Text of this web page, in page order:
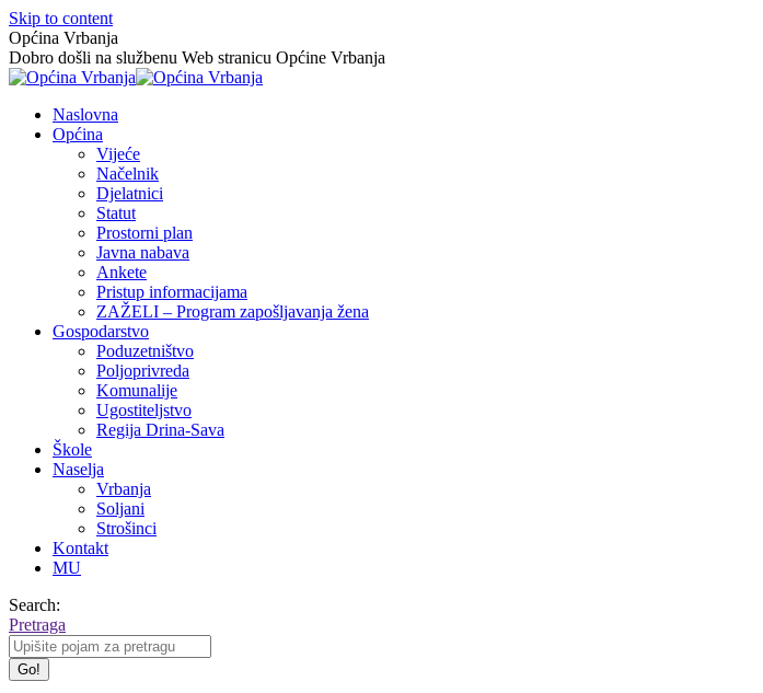
Skip to content
Općina Vrbanja
Dobro došli na službenu Web stranicu Općine Vrbanja
Naslovna
Općina
Vijeće
Načelnik
Djelatnici
Statut
Prostorni plan
Javna nabava
Ankete
Pristup informacijama
ZAŽELI – Program zapošljavanja žena
Gospodarstvo
Poduzetništvo
Poljoprivreda
Komunalije
Ugostiteljstvo
Regija Drina-Sava
Škole
Naselja
Vrbanja
Soljani
Strošinci
Kontakt
MU
Search:
Pretraga